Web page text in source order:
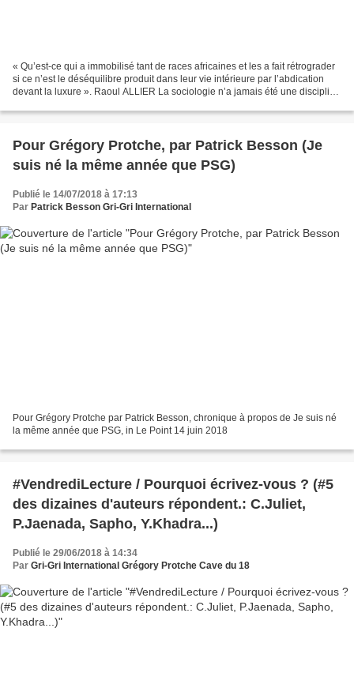
« Qu’est-ce qui a immobilisé tant de races africaines et les a fait rétrograder
si ce n’est le déséquilibre produit dans leur vie intérieure par l’abdication
devant la luxure ». Raoul ALLIER La sociologie n’a jamais été une discipline
Pour Grégory Protche, par Patrick Besson (Je
suis né la même année que PSG)
Publié le 14/07/2018 à 17:13
Par Patrick Besson Gri-Gri International
Pour Grégory Protche par Patrick Besson, chronique à propos de Je suis né
la même année que PSG, in Le Point 14 juin 2018
#VendrediLecture / Pourquoi écrivez-vous ? (#5
des dizaines d'auteurs répondent.: C.Juliet,
P.Jaenada, Sapho, Y.Khadra...)
Publié le 29/06/2018 à 14:34
Par Gri-Gri International Grégory Protche Cave du 18